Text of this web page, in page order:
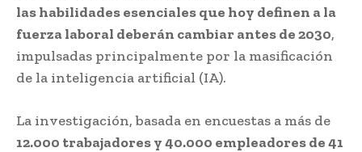
las habilidades esenciales que hoy definen a la
fuerza laboral deberán cambiar antes de 2030,
impulsadas principalmente por la masificación
de la inteligencia artificial (IA).
La investigación, basada en encuestas a más de
12.000 trabajadores y 40.000 empleadores de 41